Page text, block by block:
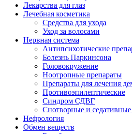
Лекарства для глаз
Лечебная косметика
Средства для ухода
Уход за волосами
Нервная система
Антипсихотические
Болезнь Паркинсона
Головокружение
Ноотропные препараты
Препараты для лечения
Противоэпилептические
Синдром СДВГ
Снотворные и
Нефрология
Обмен веществ